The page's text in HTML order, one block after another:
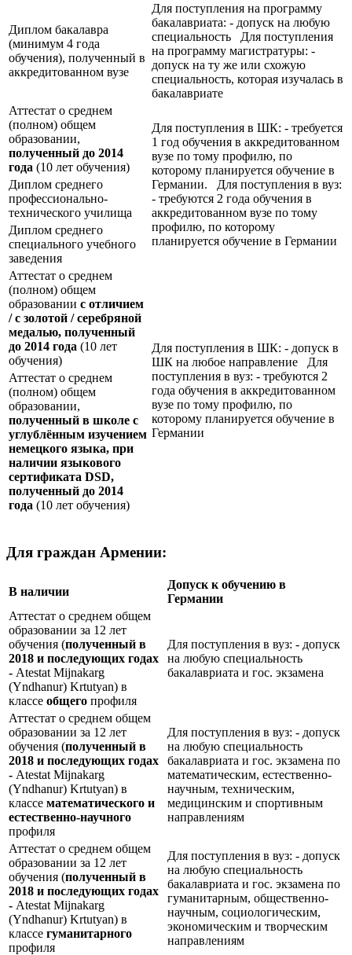
Диплом бакалавра
(минимум 4 года
обучения), полученный в
аккредитованном вузе
Для поступления на программу
бакалавриата: - допуск на любую
специальность Для поступления
на программу магистратуры: -
допуск на ту же или схожую
специальность, которая изучалась в
бакалавриате
Аттестат о среднем
(полном) общем
образовании,
полученный до 2014
года (10 лет обучения)
Для поступления в ШК: - требуется
1 год обучения в аккредитованном
вузе по тому профилю, по
которому планируется обучение в
Германии. Для поступления в вуз:
- требуются 2 года обучения в
аккредитованном вузе по тому
профилю, по которому
планируется обучение в Германии
Диплом среднего
профессионально-
технического училища
Диплом среднего
специального учебного
заведения
Аттестат о среднем
(полном) общем
образовании с отличием
/ с золотой / серебряной
медалью, полученный
до 2014 года (10 лет
обучения)
Для поступления в ШК: - допуск в
ШК на любое направление Для
поступления в вуз: - требуются 2
года обучения в аккредитованном
вузе по тому профилю, по
которому планируется обучение в
Германии
Аттестат о среднем
(полном) общем
образовании,
полученный в школе с
углублённым изучением
немецкого языка, при
наличии языкового
сертификата DSD,
полученный до 2014
года (10 лет обучения)
Для граждан Армении:
В наличии
Допуск к обучению в
Германии
Аттестат о среднем общем
образовании за 12 лет
обучения (полученный в
2018 и последующих годах
- Atestat Mijnakarg
(Yndhanur) Krtutyan) в
классе общего профиля
Для поступления в вуз: - допуск
на любую специальность
бакалавриата и гос. экзамена
Аттестат о среднем общем
образовании за 12 лет
обучения (полученный в
2018 и последующих годах
- Atestat Mijnakarg
(Yndhanur) Krtutyan) в
классе математического и
естественно-научного
профиля
Для поступления в вуз: - допуск
на любую специальность
бакалавриата и гос. экзамена по
математическим, естественно-
научным, техническим,
медицинским и спортивным
направлениям
Аттестат о среднем общем
образовании за 12 лет
обучения (полученный в
2018 и последующих годах
- Atestat Mijnakarg
(Yndhanur) Krtutyan) в
классе гуманитарного
профиля
Для поступления в вуз: - допуск
на любую специальность
бакалавриата и гос. экзамена по
гуманитарным, общественно-
научным, социологическим,
экономическим и творческим
направлениям